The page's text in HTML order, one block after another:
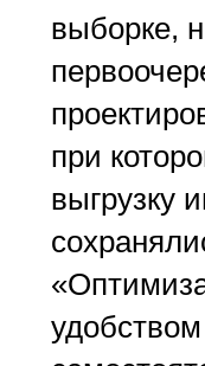
выборке,
при
выгрузку